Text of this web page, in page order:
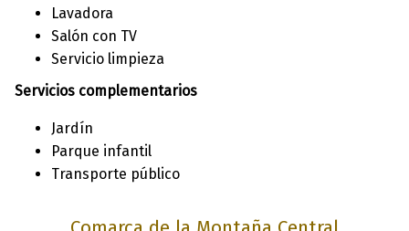
Lavadora
Salón con TV
Servicio limpieza
Servicios complementarios
Jardín
Parque infantil
Transporte público